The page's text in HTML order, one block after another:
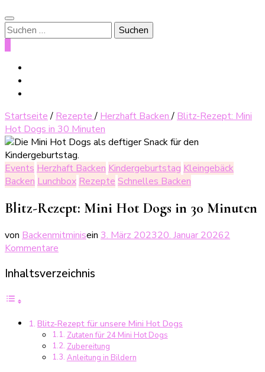
Suche
nach:
Startseite / Rezepte/ Herzhaft Backen/ Blitz-Rezept: Mini
Hot Dogs in 30 Minuten
Events Herzhaft Backen Kindergeburtstag Kleingebäck
Backen Lunchbox Rezepte Schnelles Backen
Blitz-Rezept: Mini Hot Dogs in 30 Minuten
von Backenmitminisein 3. März 202320. Januar 20262
Kommentare
Rezept:
in
30
Minuten
Inhaltsverzeichnis
Blitz-Rezept für unsere Mini Hot Dogs
Zutaten für 24 Mini Hot Dogs
Zubereitung
Anleitung in Bildern